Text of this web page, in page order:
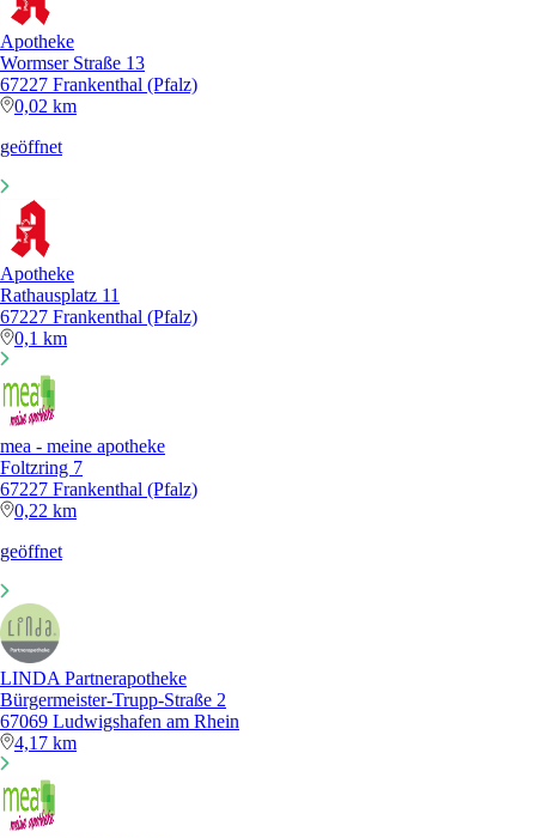
Apotheke
Wormser Straße 13
67227 Frankenthal (Pfalz)
0,02 km
geöffnet
Apotheke
Rathausplatz 11
67227 Frankenthal (Pfalz)
0,1 km
mea - meine apotheke
Foltzring 7
67227 Frankenthal (Pfalz)
0,22 km
geöffnet
LINDA Partnerapotheke
Bürgermeister-Trupp-Straße 2
67069 Ludwigshafen am Rhein
4,17 km